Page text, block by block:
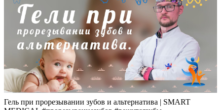
Гель при прорезывании зубов и альтернатива | SMART